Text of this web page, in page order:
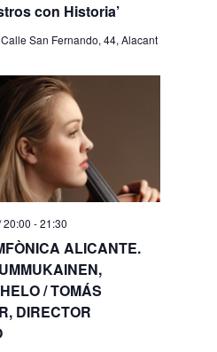
con Historia’
Calle San Fernando, 44, Alacant
ALICANTE.
/ TOMÁS
DIRECTOR
20:00 -21:30